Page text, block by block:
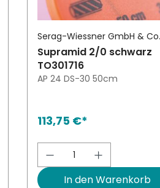
oder benutze
den gewünschten
Serag-Wiessner GmbH &
Supramid 2/0 schwarz
TO301716
AP 24 DS-30 50cm
113,75 €*
Produkt
In den Warenkorb